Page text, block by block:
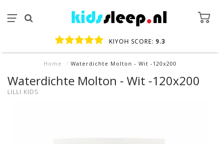
KIYOH SCORE: 9.3
Home / Waterdichte Molton - Wit -120x200
Waterdichte Molton - Wit -120x200
LILLI KIDS